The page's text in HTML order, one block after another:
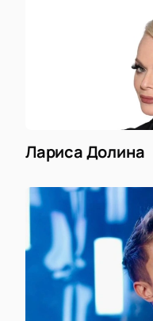
Лариса Долина